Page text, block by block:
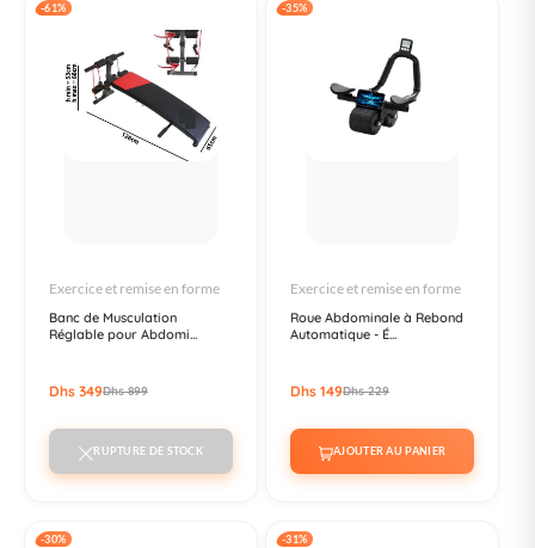
-61%
Exercice et remise en forme
Banc de Musculation
Réglable pour Abdomi...
Dhs 349Dhs 899
RUPTURE DE STOCK
-35%
Exercice et remise en forme
Roue Abdominale à Rebond
Automatique - É...
Dhs 149Dhs 229
AJOUTER AU PANIER
-30% -31%